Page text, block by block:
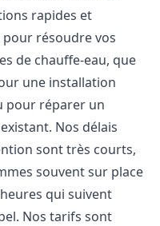
rapides et
pour résoudre vos
de chauffe-eau, que
une installation
pour réparer un
Nos délais
sont très courts,
souvent sur place
qui suivent
Nos tarifs sont